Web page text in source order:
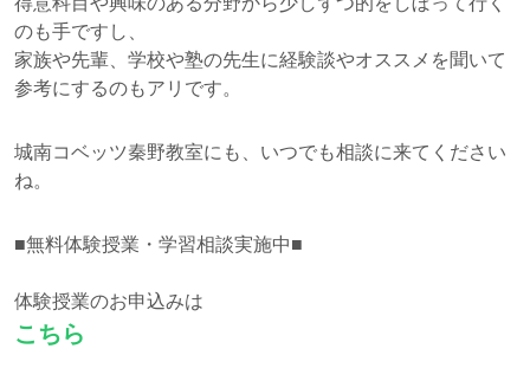
のも手ですし、
家族や先輩、学校や塾の先生に経験談やオススメを聞いて
参考にするのもアリです。
城南コベッツ秦野教室にも、いつでも相談に来てください
ね。
■無料体験授業・学習相談実施中■
体験授業のお申込みは
こちら